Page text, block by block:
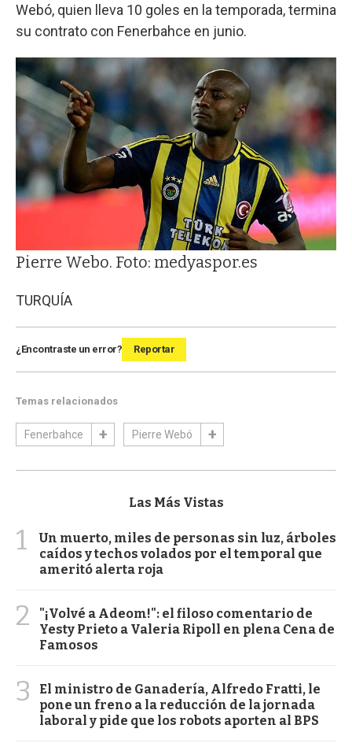
Webó, quien lleva 10 goles en la temporada, termina
su contrato con Fenerbahce en junio.
Pierre Webo. Foto: medyaspor.es
TURQUÍA
¿Encontraste un error? Reportar
Temas relacionados
Fenerbahce Pierre Webó
Las Más Vistas
1
Un muerto, miles de personas sin luz, árboles
caídos y techos volados por el temporal que
ameritó alerta roja
2
"¡Volvé a Adeom!": el filoso comentario de
Yesty Prieto a Valeria Ripoll en plena Cena de
Famosos
3
El ministro de Ganadería, Alfredo Fratti, le
pone un freno a la reducción de la jornada
laboral y pide que los robots aporten al BPS